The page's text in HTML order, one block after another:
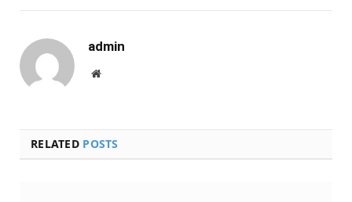
admin
Website
RELATED POSTS